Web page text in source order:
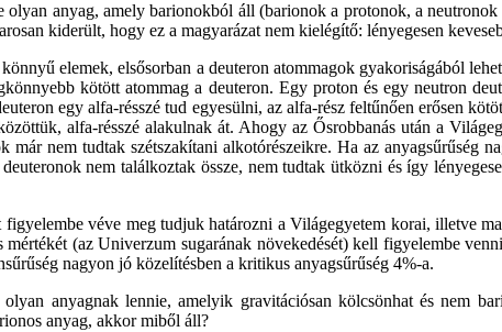
anyag, amely barionokból áll (barionok a protonok, a
kiderült, hogy ez a magyarázat nem kielégítő: lényegesen
elemek, elsősorban a deuteron atommagok gyakoriságából
kötött atommag a deuteron. Egy proton és egy neutron
egy alfa-résszé tud egyesülni, az alfa-rész feltűnően erősen
alfa-résszé alakulnak át. Ahogy az Ősrobbanás után a
nem tudtak szétszakítani alkotórészeikre. Ha az anyagsűrűség
nem találkoztak össze, nem tudtak ütközni és így
véve meg tudjuk határozni a Világegyetem korai, illetve
(az Univerzum sugarának növekedését) kell figyelembe
nagyon jó közelítésben a kritikus anyagsűrűség 4%-a.
anyagnak lennie, amelyik gravitációsan kölcsönhat és nem
anyag, akkor miből áll?